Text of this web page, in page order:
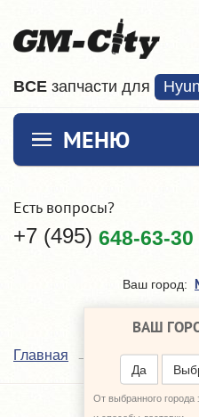
ВCE запчасти для
МЕНЮ
Есть вопросы?
+7 (495) 648-63-30
Ваш город:
ВАШ
Да
От выбранного города
Главная Наши